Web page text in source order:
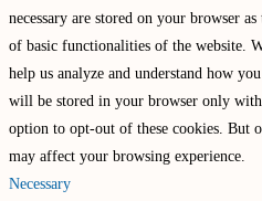
necessary are stored on your browser
of basic functionalities of the website.
help us analyze and understand how
will be stored in your browser only
option to opt-out of these cookies. But
may affect your browsing experience.
Necessary